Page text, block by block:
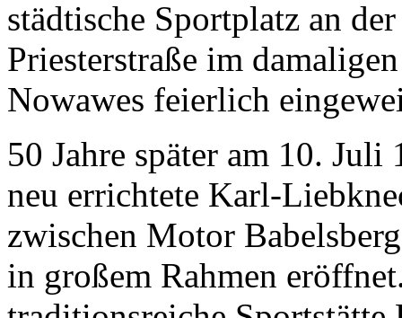
städtische Sportplatz an der
Priesterstraße im damaligen
Nowawes feierlich
50 Jahre später am 10.
neu errichtete Karl-
zwischen Motor
in großem Rahmen